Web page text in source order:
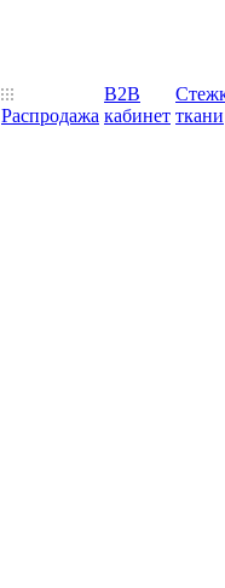
Распродажа
B2B
кабинет ткани